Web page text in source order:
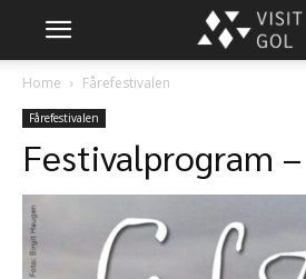
Home Fårefestivalen
Fårefestivalen
Festivalprogram